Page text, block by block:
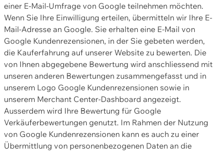
einer E-Mail-Umfrage von Google teilnehmen möchten.
Wenn Sie Ihre Einwilligung erteilen, übermitteln wir Ihre E-
Mail-Adresse an Google. Sie erhalten eine E-Mail von
Google Kundenrezensionen, in der Sie gebeten werden,
die Kauferfahrung auf unserer Website zu bewerten. Die
von Ihnen abgegebene Bewertung wird anschliessend mit
unseren anderen Bewertungen zusammengefasst und in
unserem Logo Google Kundenrezensionen sowie in
unserem Merchant Center-Dashboard angezeigt.
Ausserdem wird Ihre Bewertung für Google
Verkäuferbewertungen genutzt. Im Rahmen der Nutzung
von Google Kundenrezensionen kann es auch zu einer
Übermittlung von personenbezogenen Daten an die